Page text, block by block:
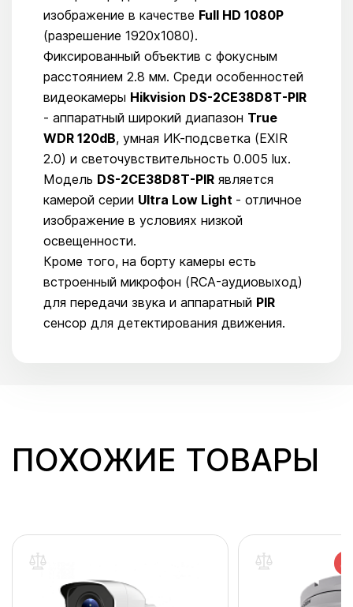
изображение в качестве Full HD 1080P
(разрешение 1920х1080).
Фиксированный объектив с фокусным
расстоянием 2.8 мм. Среди особенностей
видеокамеры Hikvision DS-2CE38D8T-PIR
- аппаратный широкий диапазон True
WDR 120dB, умная ИК-подсветка (EXIR
2.0) и светочувствительность 0.005 lux.
Модель DS-2CE38D8T-PIR является
камерой серии Ultra Low Light - отличное
изображение в условиях низкой
освещенности.
Кроме того, на борту камеры есть
встроенный микрофон (RCA-аудиовыход)
для передачи звука и аппаратный PIR
сенсор для детектирования движения.
ПОХОЖИЕ ТОВАРЫ